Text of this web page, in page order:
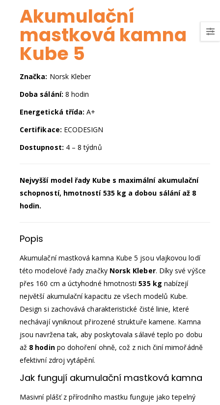
Akumulační
mastková kamna
Kube 5
Značka: Norsk Kleber
Doba sálání: 8 hodin
Energetická třída: A+
Certifikace: ECODESIGN
Dostupnost: 4 – 8 týdnů
Nejvyšší model řady Kube s maximální akumulační
schopností, hmotností 535 kg a dobou sálání až 8
hodin.
Popis
Akumulační mastková kamna Kube 5 jsou vlajkovou lodí
této modelové řady značky Norsk Kleber. Díky své výšce
přes 160 cm a úctyhodné hmotnosti535 kg nabízejí
největší akumulační kapacitu ze všech modelů Kube.
Design si zachovává charakteristické čisté linie, které
nechávají vyniknout přirozené struktuře kamene. Kamna
jsou navržena tak, aby poskytovala sálavé teplo po dobu
až 8 hodinpo dohoření ohně, což z nich činí mimořádně
efektivní zdroj vytápění.
Jak fungují akumulační mastková kamna
Masivní plášť z přírodního mastku funguje jako tepelný